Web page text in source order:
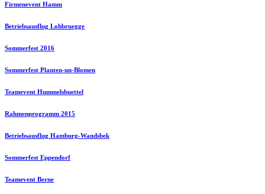
Firmenevent Hamm
Betriebsausflug Lohbruegge
Sommerfest 2016
Sommerfest Planten-un-Blomen
Teamevent Hummelsbuettel
Rahmenprogramm 2015
Betriebsausflug Hamburg-Wandsbek
Sommerfest Eppendorf
Teamevent Berne